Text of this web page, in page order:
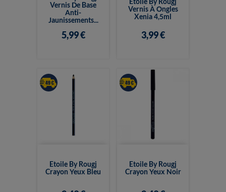
Vernis De Base
Anti-
Jaunissements...
5,99 €
Vernis À Ongles
Xenia 4,5ml
3,99 €
Etoile By Rougj
Crayon Yeux Bleu
Etoile By Rougj
Crayon Yeux Noir